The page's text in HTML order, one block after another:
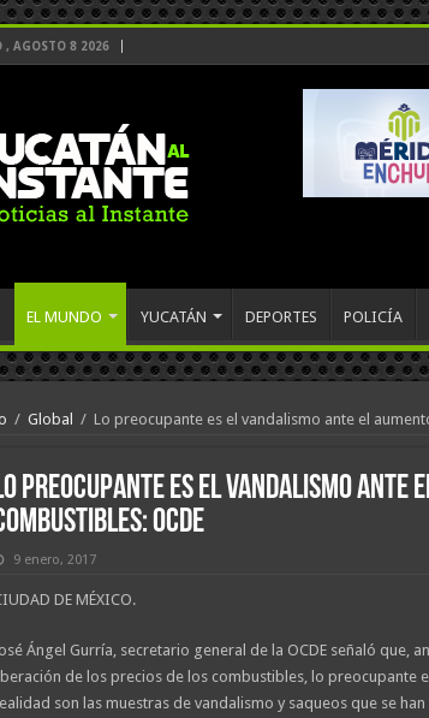
, AGOSTO 8 2026
EL MUNDO YUCATÁN DEPORTES POLICÍA
/ Global / Lo preocupante es el vandalismo ante el
preocupante es el vandalismo ante
OCDE
9 enero, 2017
DE MÉXICO.
Ángel Gurría, secretario general de la OCDE señaló que,
de los precios de los combustibles, lo preocupante
son las muestras de vandalismo y saqueos que se han